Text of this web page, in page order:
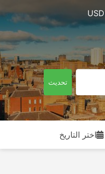
تحديث
اختر التاريخ